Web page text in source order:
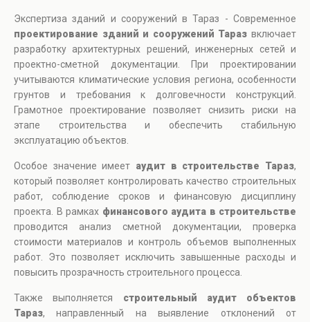
Экспертиза зданий и сооружений в Тараз - Современное
проектирование зданий и сооружений Тараз включает
разработку архитектурных решений, инженерных сетей и
проектно-сметной документации. При проектировании
учитываются климатические условия региона, особенности
грунтов и требования к долговечности конструкций.
Грамотное проектирование позволяет снизить риски на
этапе строительства и обеспечить стабильную
эксплуатацию объектов.
Особое значение имеет аудит в строительстве Тараз,
который позволяет контролировать качество строительных
работ, соблюдение сроков и финансовую дисциплину
проекта. В рамках финансового аудита в строительстве
проводится анализ сметной документации, проверка
стоимости материалов и контроль объемов выполненных
работ. Это позволяет исключить завышенные расходы и
повысить прозрачность строительного процесса.
Также выполняется строительный аудит объектов
Тараз, направленный на выявление отклонений от